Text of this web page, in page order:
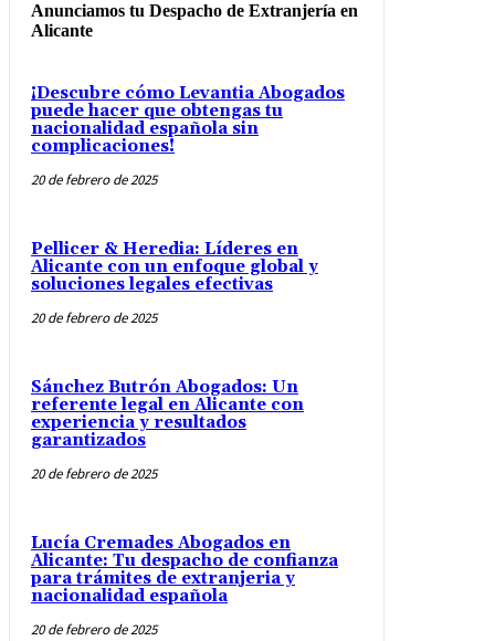
Anunciamos tu Despacho de Extranjería en
Alicante
¡Descubre cómo Levantia Abogados
puede hacer que obtengas tu
nacionalidad española sin
complicaciones!
20 de febrero de 2025
Pellicer & Heredia: Líderes en
Alicante con un enfoque global y
soluciones legales efectivas
20 de febrero de 2025
Sánchez Butrón Abogados: Un
referente legal en Alicante con
experiencia y resultados
garantizados
20 de febrero de 2025
Lucía Cremades Abogados en
Alicante: Tu despacho de confianza
para trámites de extranjeria y
nacionalidad española
20 de febrero de 2025